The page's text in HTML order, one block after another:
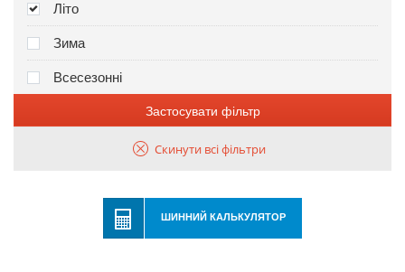
Літо
Зима
Всесезонні
Застосувати фільтр
Скинути всі фільтри
ШИННИЙ КАЛЬКУЛЯТОР